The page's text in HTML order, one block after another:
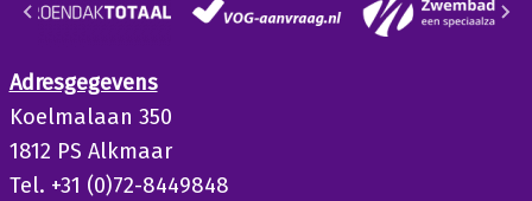
Adresgegevens
Koelmalaan 350
1812 PS Alkmaar
Tel. +31 (0)72-8449848